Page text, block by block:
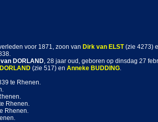
voor 1871, zoon van Dirk van ELST(zie 4273)
van DORLAND, 28 jaar oud, geboren op dinsdag 27
(zie 517) en Anneke BUDDING.
te Rhenen.
Rhenen.
Rhenen.